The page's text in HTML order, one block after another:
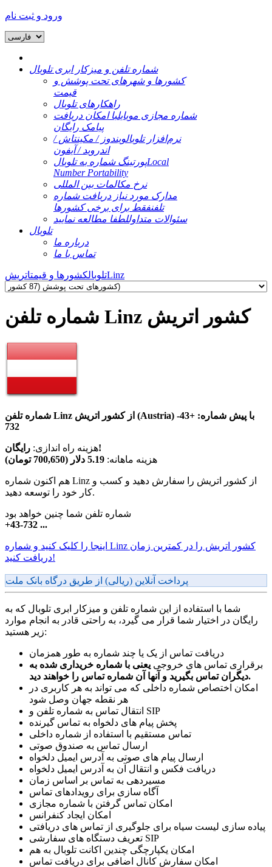
ورود و ثبت نام
شماره تلفن و میزکار ابری تلوبال
کشورها و شهرهای تحت پوشش و
قیمت
راهکارهای تلوبال
شماره مجازی موبایلبا امکان دریافت
پیامک رایگان
نرم‌افزار تلوبالویندوز / مکینتاش /
اندروید / آیفون
پورتینگ شماره به تلوبالLocal
Number Portability
نرخ مکالمات بین المللی
مدارک مورد نیاز دریافت شماره
تلفنفقط برای برخی کشورها
سئوالات متداوللطفا مطالعه نمایید
تلوبال
درباره ما
تماس با ما
تلوبالکشورها و قیمتاتریش Linz
شماره تلفن Linz کشور اتریش
شماره تلفن Linz از کشور اتریش (Austria) با پیش شماره:
+43-
732
هزینه راه اندازی:رایگان!
هزینه ماهانه: 5.19 دلار (700,650 تومان)
هم اکنون شماره Linz از کشور اتریش را سفارش دهید و کسب و
کار خود را توسعه دهید.
شماره تلفن شما چنین خواهد بود
+43-732 ...
اینجا را کلیک کنید و شماره Linz کشور اتریش را در کمترین زمان
دریافت کنید!
پرداخت آنلاین (ریالی) از طریق درگاه بانک ملت
شما با استفاده از این شماره تلفن و میزکار ابری تلوبال که به
رایگان در اختیار شما قرار می گیرد، به راحتی قادر به انجام موارد
زیر هستید:
دریافت تماس از یک یا چند شماره به طور همزمان
برقراری تماس های خروجی یعنی با شماره خریداری شده به
دیگران تماس بگیرید و آنها آن شماره تماس را خواهند دید.
امکان اختصاص شماره داخلی که می تواند به هر کاربری در
هر نقطه جهان وصل شود
انتقال تماس به شماره تلفن و SIP
پخش پیام های دلخواه به تماس گیرنده
تماس مستقیم با استفاده از شماره داخلی
ارسال تماس به صندوق صوتی
ارسال پیام های صوتی به آدرس ایمیل دلخواه
دریافت فکس و انتقال آن به آدرس ایمیل دلخواه
مسیردهی به تماس بر اساس زمان
آگاه سازی برای رویدادهای تماس
امکان تماس گرفتن با شماره مجازی
امکان ایجاد کنفرانس
پیاده سازی لیست سیاه برای جلوگیری از تماس های دریافتی
تعریف دستگاه های سفارشی SIP
امکان یکپارچگی چندین اکانت تلوبال به هم
امکان سفارش کانال اضافی برای دریافت تماس